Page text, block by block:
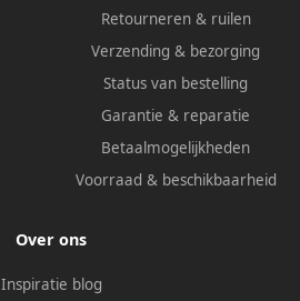
Retourneren & ruilen
Verzending & bezorging
Status van bestelling
Garantie & reparatie
Betaalmogelijkheden
Voorraad & beschikbaarheid
Over ons
Inspiratie blog